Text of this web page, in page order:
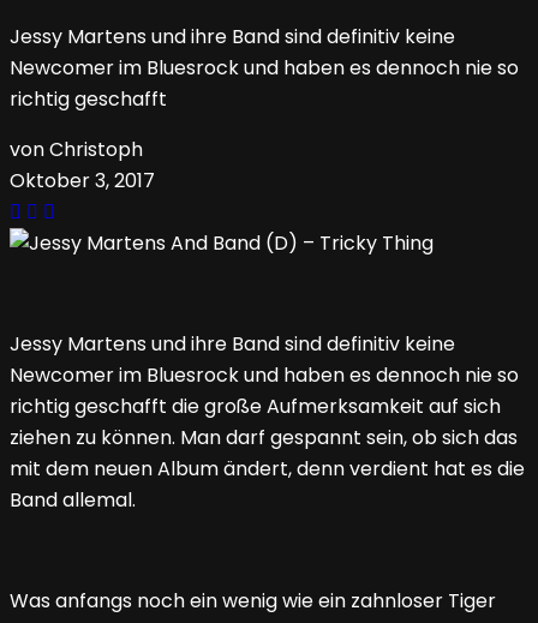
Jessy Martens und ihre Band sind definitiv keine
Newcomer im Bluesrock und haben es dennoch nie so
richtig geschafft
von Christoph
Oktober 3, 2017
Jessy Martens und ihre Band sind definitiv keine
Newcomer im Bluesrock und haben es dennoch nie so
richtig geschafft die große Aufmerksamkeit auf sich
ziehen zu können. Man darf gespannt sein, ob sich das
mit dem neuen Album ändert, denn verdient hat es die
Band allemal.
Was anfangs noch ein wenig wie ein zahnloser Tiger